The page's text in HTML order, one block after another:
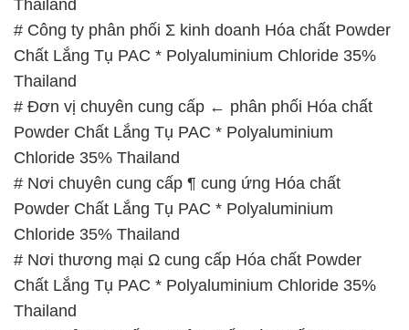
Chloride 35% Thailand
# Nơi thương mại Ω cung cấp Hóa chất Powder
Chất Lắng Tụ PAC * Polyaluminium Chloride 35%
Thailand
# Địa chỉ cung cấp » phân phối Hóa chất Powder
Chất Lắng Tụ PAC * Polyaluminium Chloride 35%
Thailand
📞 PHÒNG KINH DOANH – CÔNG TY HÓA CHẤT
ĐẮC TRƯỜNG PHÁT
🌐 Website: https://hoachattayrua.net/
📞 Hotline: